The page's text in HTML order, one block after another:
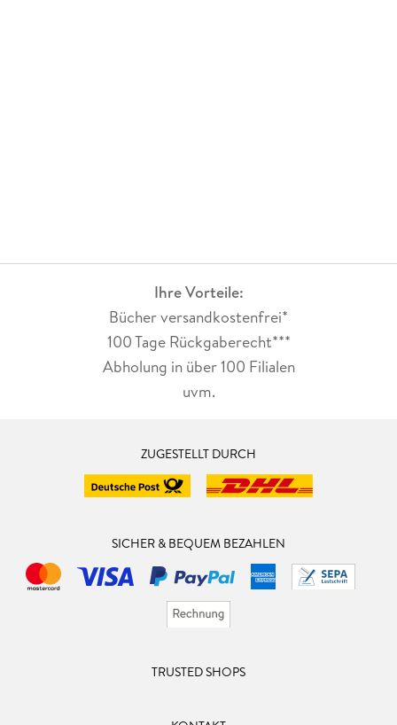
Ihre Vorteile:
Bücher versandkostenfrei*
100 Tage Rückgaberecht***
Abholung in über 100 Filialen
uvm.
ZUGESTELLT DURCH
SICHER & BEQUEM BEZAHLEN
TRUSTED SHOPS